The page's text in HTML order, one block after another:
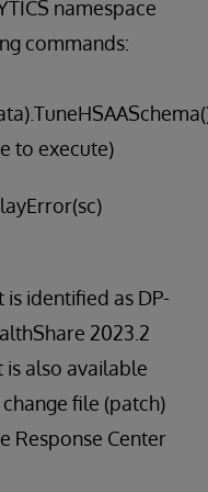
namespace
commands:
to execute)
identified as DP-
2023.2
also available
file (patch)
Response Center